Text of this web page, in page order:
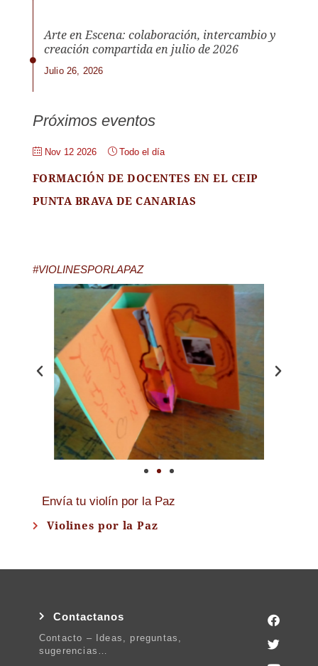
Arte en Escena: colaboración, intercambio y
creación compartida en julio de 2026
Julio 26, 2026
Próximos eventos
Nov 12 2026 Todo el día
FORMACIÓN DE DOCENTES EN EL CEIP
PUNTA BRAVA DE CANARIAS
#VIOLINESPORLAPAZ
Envía tu violín por la Paz
Violines por la Paz
Contactanos
Contacto – Ideas, preguntas,
sugerencias…